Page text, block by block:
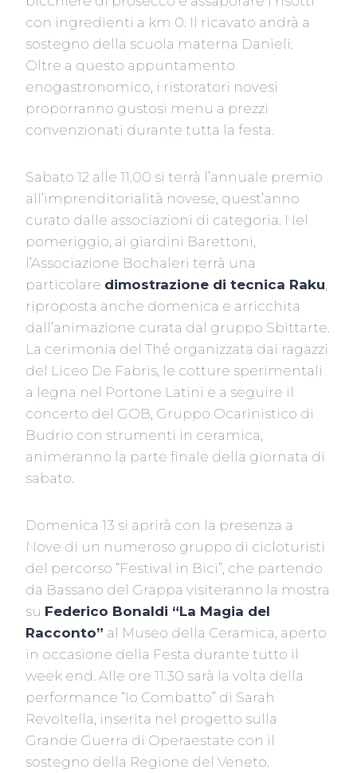
con ingredienti a km 0. Il ricavato andrà a
sostegno della scuola materna Danieli.
Oltre a questo appuntamento
enogastronomico, i ristoratori novesi
proporranno gustosi menu a prezzi
convenzionati durante tutta la festa.
Sabato 12 alle 11.00 si terrà l’annuale premio
all’imprenditorialità novese, quest’anno
curato dalle associazioni di categoria. Nel
pomeriggio, ai giardini Barettoni,
l’Associazione Bochaleri terrà una
particolare dimostrazione di tecnica Raku
riproposta anche domenica e arricchita
dall’animazione curata dal gruppo Sbittarte.
La cerimonia del Thé organizzata dai ragazzi
del Liceo De Fabris, le cotture sperimentali
a legna nel Portone Latini e a seguire il
concerto del GOB, Gruppo Ocarinistico di
Budrio con strumenti in ceramica,
animeranno la parte finale della giornata di
sabato.
Domenica 13 si aprirà con la presenza a
Nove di un numeroso gruppo di cicloturisti
del percorso “Festival in Bici”, che partendo
da Bassano del Grappa visiteranno la mostra
su Federico Bonaldi “La Magia del
Racconto” al Museo della Ceramica, aperto
in occasione della Festa durante tutto il
week end. Alle ore 11.30 sarà la volta della
performance “Io Combatto” di Sarah
Revoltella, inserita nel progetto sulla
Grande Guerra di Operaestate con il
sostegno della Regione del Veneto.